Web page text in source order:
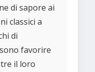
di sapore ai
classici a
di
favorire
il loro